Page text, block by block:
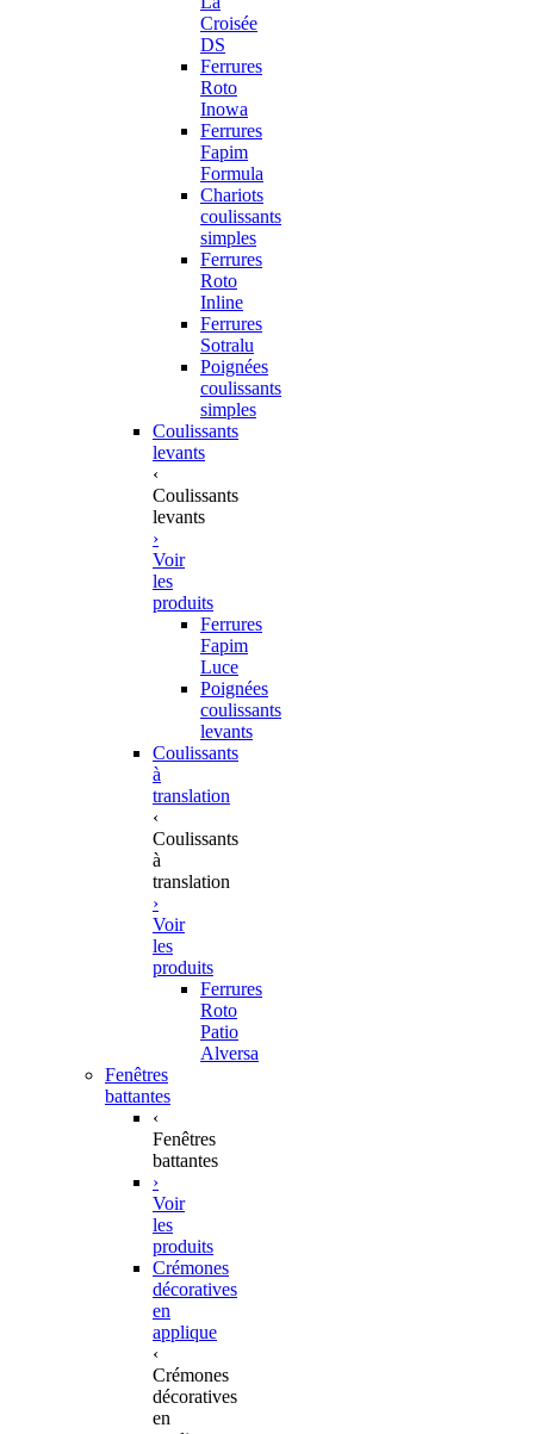
Croisée
DS
Ferrures
Roto
Inowa
Ferrures
Fapim
Formula
Chariots
coulissants
simples
Ferrures
Roto
Inline
Ferrures
Sotralu
Poignées
coulissants
simples
Coulissants
levants
‹
Coulissants
levants
›
Voir
les
produits
Ferrures
Fapim
Luce
Poignées
coulissants
levants
Coulissants
à
translation
‹
Coulissants
à
translation
›
Voir
les
produits
Ferrures
Roto
Patio
Alversa
Fenêtres
battantes
‹
Fenêtres
battantes
›
Voir
les
produits
Crémones
décoratives
en
applique
‹
Crémones
décoratives
en